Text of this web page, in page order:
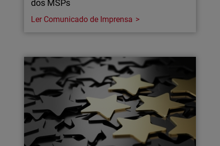
dos MSPs
Ler Comunicado de Imprensa